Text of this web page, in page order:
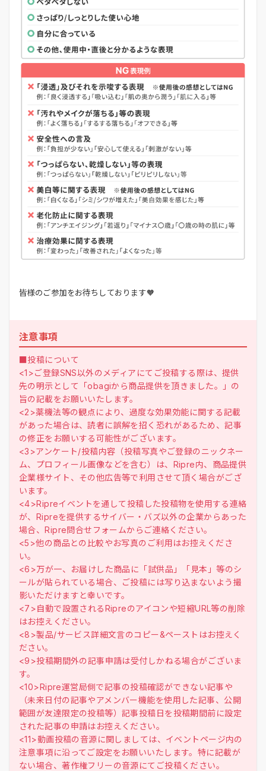
皆様のご参加をお待ちしております🧡
注意事項
■投稿について
<1>ご登録SNS以外のメディアにてご投稿する際は、提供
先の明示として「obagiから商品提供を頂きました。」の
旨の記載をお願いいたします。
<2>薬機法等の観点により、過度な効果効能に関する記載
があった場合は、読者に誤解を招く恐れがあるため、記事
の修正をお願いする可能性がございます。
<3>アンケート/投稿内容（投稿写真やご登録のニックネー
ム、プロフィール画像などを含む）は、Ripre内、商品提供
企業様サイト、その他広告等で利用させて頂く場合がござ
います。
<4>Ripreイベントを通して投稿した投稿物を使用する連絡
が、Ripreを提供するサイバー・バズ以外の企業からあった
場合、Ripre問合せフォームからご連絡ください。
<5>他の商品との比較やお写真のご利用はお控えくださ
い。
<6>万が一、お届けした商品に「試供品」「見本」等のシ
ールが貼られている場合、ご投稿には写り込まないよう撮
影いただけますと幸いです。
<7>自動で設置されるRipreのアイコンや短縮URL等の削除
はお控えください。
<8>製品/サービス詳細文言のコピー&ペーストはお控えく
ださい。
<9>投稿期間外の記事申請は受付しかねる場合がございま
す。
<10>Ripre運営局側で記事の投稿確認ができない記事や
（未来日付の記事やアメンバー機能を使用した記事、公開
範囲が友達限定の投稿等）記事投稿日を投稿期間前に設定
された記事の申請はお控えください。
<11>動画投稿の音源に関しましては、イベントページ内の
注意事項に沿ってご設定をお願いいたします。特に記載が
ない場合、著作権フリーの音源にてご投稿ください。